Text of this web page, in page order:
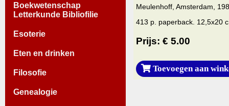
Boekwetenschap
Letterkunde Bibliofilie
Esoterie
Eten en drinken
Filosofie
Genealogie
Meulenhoff, Amsterdam,
413 p. paperback. 12,5x20
Prijs: € 5.00
Toevoegen aan